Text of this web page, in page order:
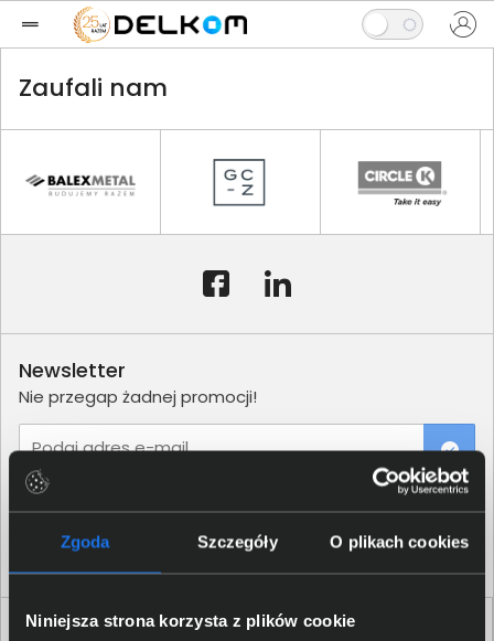
Zgoda Szczegóły O plikach cookies
Niniejsza strona korzysta z plików cookie
Zaufali nam
Dla Firm i Instytucji
Newsletter
Nie przegap żadnej promocji!
Podaj adres e-mail